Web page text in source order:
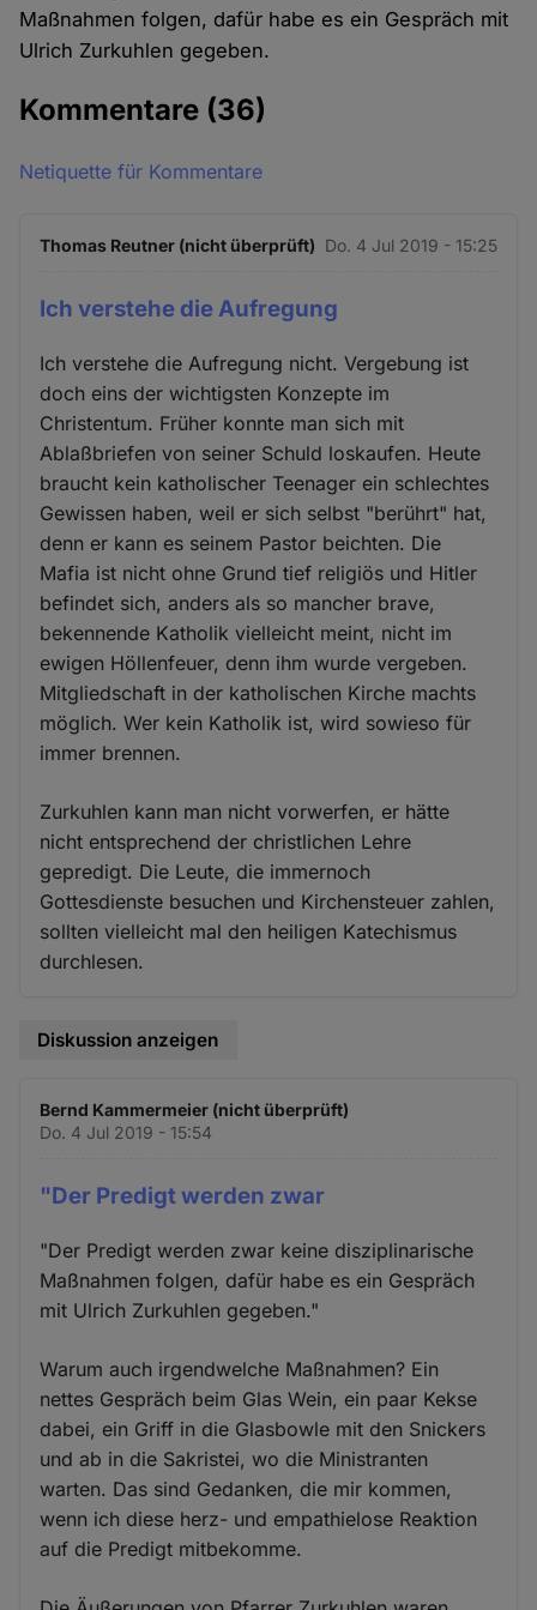
Maßnahmen folgen, dafür habe es ein Gespräch mit
Ulrich Zurkuhlen gegeben.
Kommentare (36)
Netiquette für Kommentare
Thomas Reutner (nicht überprüft) Do. 4 Jul 2019 - 15:25
Ich verstehe die Aufregung
Ich verstehe die Aufregung nicht. Vergebung ist
doch eins der wichtigsten Konzepte im
Christentum. Früher konnte man sich mit
Ablaßbriefen von seiner Schuld loskaufen. Heute
braucht kein katholischer Teenager ein schlechtes
Gewissen haben, weil er sich selbst "berührt" hat,
denn er kann es seinem Pastor beichten. Die
Mafia ist nicht ohne Grund tief religiös und Hitler
befindet sich, anders als so mancher brave,
bekennende Katholik vielleicht meint, nicht im
ewigen Höllenfeuer, denn ihm wurde vergeben.
Mitgliedschaft in der katholischen Kirche machts
möglich. Wer kein Katholik ist, wird sowieso für
immer brennen.
Zurkuhlen kann man nicht vorwerfen, er hätte
nicht entsprechend der christlichen Lehre
gepredigt. Die Leute, die immernoch
Gottesdienste besuchen und Kirchensteuer zahlen,
sollten vielleicht mal den heiligen Katechismus
durchlesen.
Diskussion anzeigen
Bernd Kammermeier (nicht überprüft)
Do. 4 Jul 2019 - 15:54
"Der Predigt werden zwar
"Der Predigt werden zwar keine disziplinarische
Maßnahmen folgen, dafür habe es ein Gespräch
mit Ulrich Zurkuhlen gegeben."
Warum auch irgendwelche Maßnahmen? Ein
nettes Gespräch beim Glas Wein, ein paar Kekse
dabei, ein Griff in die Glasbowle mit den Snickers
und ab in die Sakristei, wo die Ministranten
warten. Das sind Gedanken, die mir kommen,
wenn ich diese herz- und empathielose Reaktion
auf die Predigt mitbekomme.